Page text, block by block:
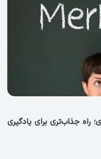
راه جذاب‌تری برای یادگیری